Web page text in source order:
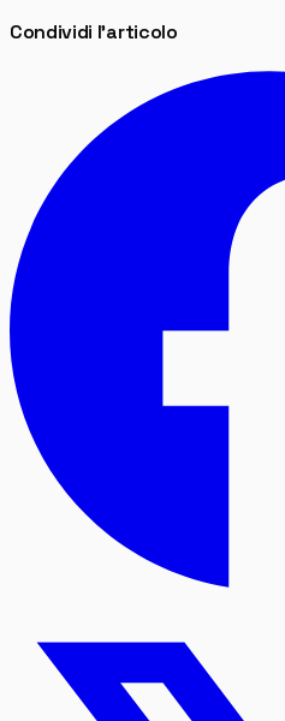
Condividi l'articolo